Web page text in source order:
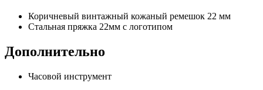
Коричневый винтажный кожаный ремешок 22 мм
Стальная пряжка 22мм с логотипом
Дополнительно
Часовой инструмент